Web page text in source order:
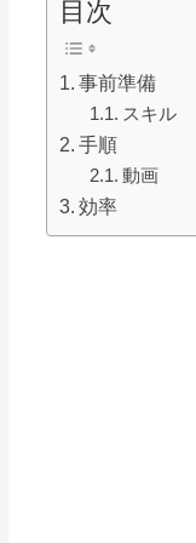
目次
事前準備
スキル
手順
動画
効率